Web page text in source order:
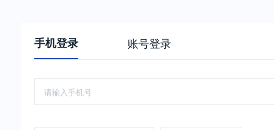
手机登录 账号登录